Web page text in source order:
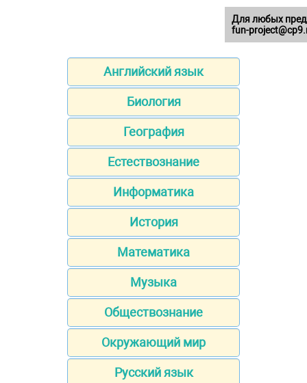
Английский язык
Биология
География
Естествознание
Информатика
История
Математика
Музыка
Обществознание
Окружающий мир
Русский язык
Для любых
fun-